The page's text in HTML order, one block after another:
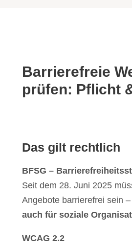
Barrierefreie
prüfen: Pflicht
Das gilt rechtlich
BFSG –
Seit dem 28. Juni 2025
Angebote barrierefrei sein –
auch für soziale
WCAG 2.2